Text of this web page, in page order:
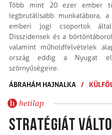
Több mint 20 ezer ember
legbrutálisabb munkatábora,
emberi jogi csoportok
Disszidensek és a
valamint műholdfelvételek
ország eddig a Nyugat
szörnyűségeire.
ÁBRAHÁM HAJNALKA /
hetilap
STRATÉGIÁT